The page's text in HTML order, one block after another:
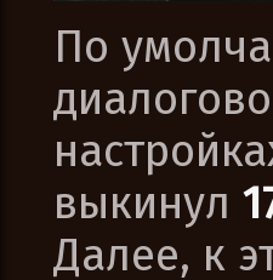
По
выкинул
Далее, к